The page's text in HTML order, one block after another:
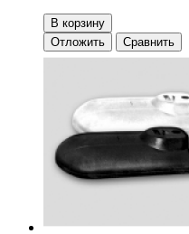
В корзину
Отложить
Сравнить